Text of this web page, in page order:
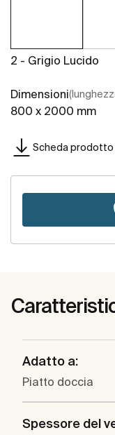
2 - Grigio Lucido
Dimensioni
800 x 2000 mm
Scheda prodotto
Adatto a:
Piatto doccia
Spessore del